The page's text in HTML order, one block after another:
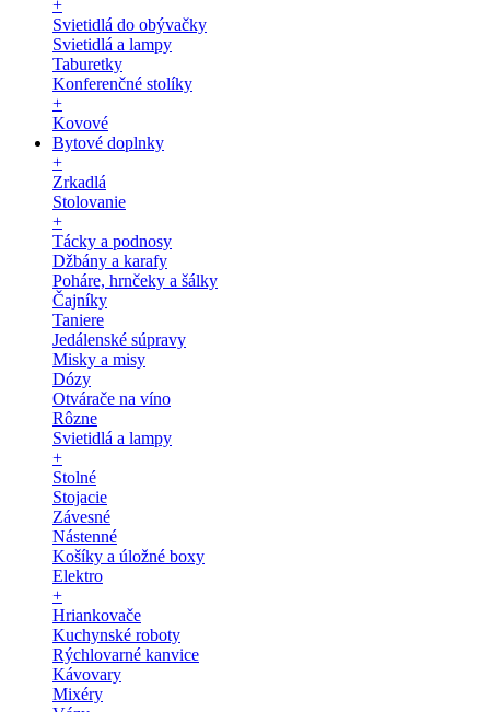
+
Svietidlá do obývačky
Svietidlá a lampy
Taburetky
Konferenčné stolíky
+
Kovové
Bytové doplnky
+
Zrkadlá
Stolovanie
+
Tácky a podnosy
Džbány a karafy
Poháre, hrnčeky a šálky
Čajníky
Taniere
Jedálenské súpravy
Misky a misy
Dózy
Otvárače na víno
Rôzne
Svietidlá a lampy
+
Stolné
Stojacie
Závesné
Nástenné
Košíky a úložné boxy
Elektro
+
Hriankovače
Kuchynské roboty
Rýchlovarné kanvice
Kávovary
Mixéry